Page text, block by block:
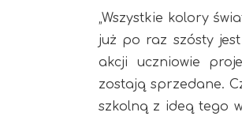
„Wszystkie kolory
już po raz szósty
akcji uczniowie
zostają sprzedane.
szkolną z ideą tego